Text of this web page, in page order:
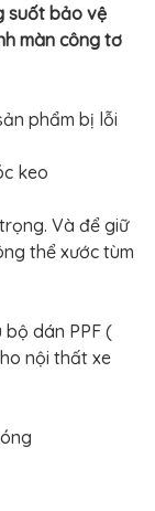
suốt bảo vệ
màn công tơ
phẩm bị lỗi
keo
Và để giữ
thể xước tùm
dán PPF (
nội thất xe